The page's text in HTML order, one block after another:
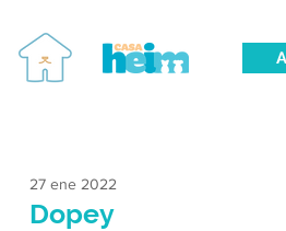
Dopey
27 ene 2022